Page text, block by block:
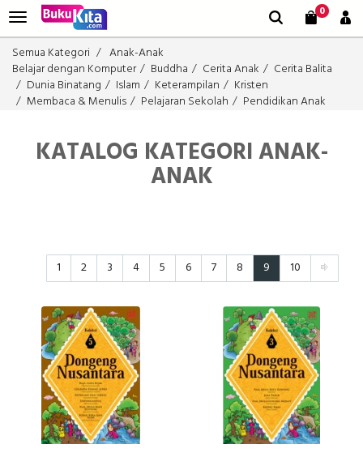
0
Semua Kategori
Anak-Anak
Belajar dengan Komputer
Buddha Cerita Anak
Cerita Balita
Dunia Binatang
Islam Keterampilan
Kristen
Membaca & Menulis
Pelajaran Sekolah Pendidikan Anak
KATALOG KATEGORI ANAK-
ANAK
1 2 3 4 5 6 7 8 9 10